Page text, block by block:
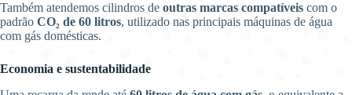
Também atendemos cilindros de outras marcas compatíveis com o
padrão CO₂ de 60 litros, utilizado nas principais máquinas de água
com gás domésticas.
Economia e sustentabilidade